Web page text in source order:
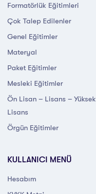
Formatörlük Eğitimleri
Çok Talep Edilenler
Genel Eğitimler
Materyal
Paket Eğitimler
Mesleki Eğitimler
Ön Lisan – Lisans – Yüksek
Lisans
Örgün Eğitimler
KULLANICI MENÜ
Hesabım